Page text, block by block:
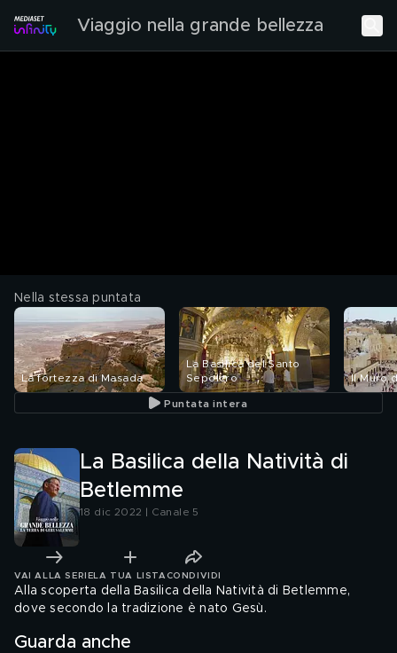
Viaggio nella grande bellezza
Nella stessa puntata
La fortezza di Masada
La Basilica del Santo
Sepolcro
Il Muro
Puntata intera
La Basilica della Natività di
Betlemme
18 dic 2022 | Canale 5
VAI ALLA SERIE LA TUA LISTA CONDIVIDI
Alla scoperta della Basilica della Natività di Betlemme,
dove secondo la tradizione è nato Gesù.
Guarda anche